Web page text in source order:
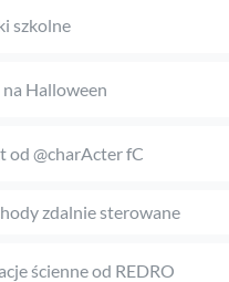
szkolne
Halloween
od @charActer fC
zdalnie sterowane
ścienne od REDRO